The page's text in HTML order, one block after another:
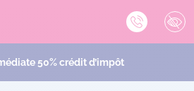
50% crédit d’impôt